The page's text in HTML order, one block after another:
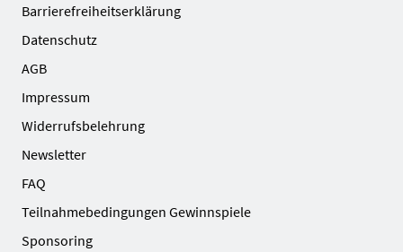
Barrierefreiheitserklärung
Datenschutz
AGB
Impressum
Widerrufsbelehrung
Newsletter
FAQ
Teilnahmebedingungen Gewinnspiele
Sponsoring